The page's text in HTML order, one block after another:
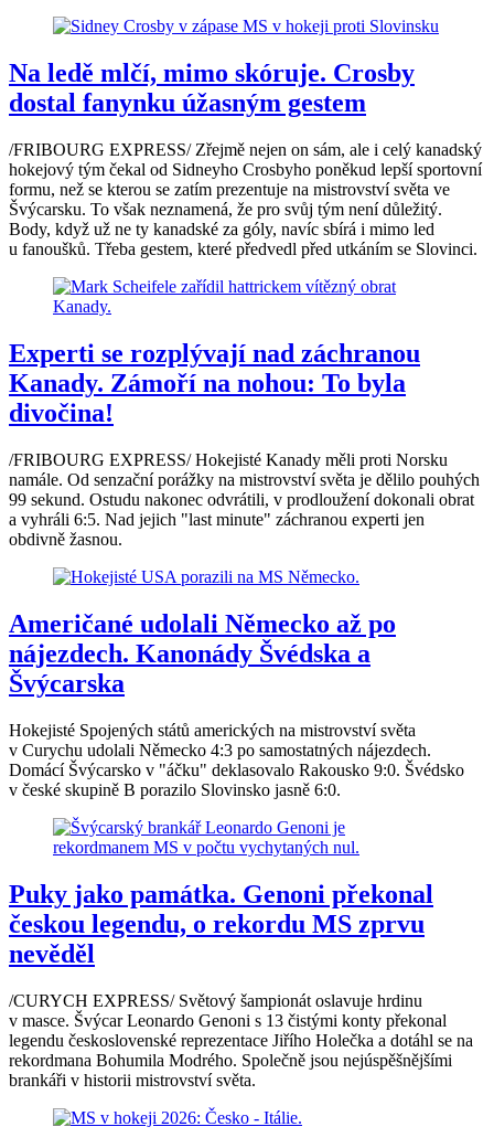
Na ledě mlčí, mimo skóruje. Crosby
dostal fanynku úžasným gestem
/FRIBOURG EXPRESS/ Zřejmě nejen on sám, ale i celý kanadský
hokejový tým čekal od Sidneyho Crosbyho poněkud lepší sportovní
formu, než se kterou se zatím prezentuje na mistrovství světa ve
Švýcarsku. To však neznamená, že pro svůj tým není důležitý.
Body, když už ne ty kanadské za góly, navíc sbírá i mimo led
u fanoušků. Třeba gestem, které předvedl před utkáním se Slovinci.
Experti se rozplývají nad záchranou
Kanady. Zámoří na nohou: To byla
divočina!
/FRIBOURG EXPRESS/ Hokejisté Kanady měli proti Norsku
namále. Od senzační porážky na mistrovství světa je dělilo pouhých
99 sekund. Ostudu nakonec odvrátili, v prodloužení dokonali obrat
a vyhráli 6:5. Nad jejich "last minute" záchranou experti jen
obdivně žasnou.
Američané udolali Německo až po
nájezdech. Kanonády Švédska a
Švýcarska
Hokejisté Spojených států amerických na mistrovství světa
v Curychu udolali Německo 4:3 po samostatných nájezdech.
Domácí Švýcarsko v "áčku" deklasovalo Rakousko 9:0. Švédsko
v české skupině B porazilo Slovinsko jasně 6:0.
Puky jako památka. Genoni překonal
českou legendu, o rekordu MS zprvu
nevěděl
/CURYCH EXPRESS/ Světový šampionát oslavuje hrdinu
v masce. Švýcar Leonardo Genoni s 13 čistými konty překonal
legendu československé reprezentace Jiřího Holečka a dotáhl se na
rekordmana Bohumila Modrého. Společně jsou nejúspěšnějšími
brankáři v historii mistrovství světa.